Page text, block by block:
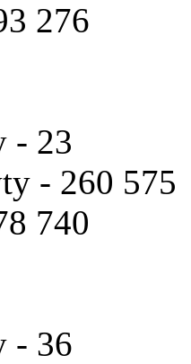
276
- 23
- 260 575
740
- 36